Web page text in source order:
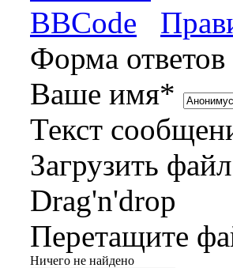
BBCode
Форма ответов
Ваше имя*
Текст
Загрузить
Drag'n'drop
Перетащите
Ничего не найдено